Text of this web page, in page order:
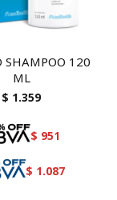
SHAMPOO 120
ML
$ 1.359
$ 951
$ 1.087